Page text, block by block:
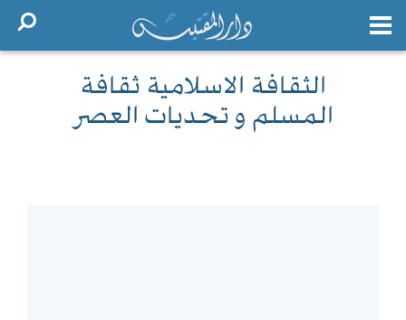
الثقافة الاسلامية ثقافة
المسلم و تحديات العصر